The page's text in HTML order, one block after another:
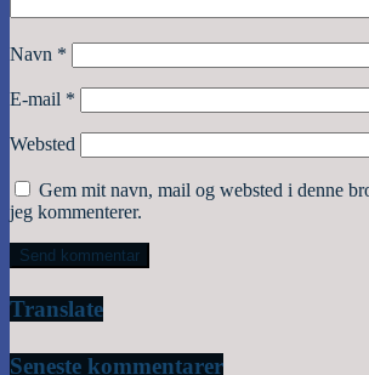
Navn *
E-mail *
Websted
Gem mit navn, mail og websted i denne
jeg kommenterer.
Translate
Seneste kommentarer